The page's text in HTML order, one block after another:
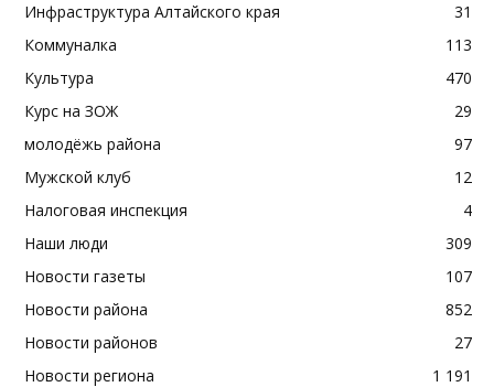
Инфраструктура Алтайского края
31
Коммуналка
113
Культура
470
Курс на ЗОЖ
29
молодёжь района
97
Мужской клуб
12
Налоговая инспекция
4
Наши люди
309
Новости газеты
107
Новости района
852
Новости районов
27
Новости региона
1 191